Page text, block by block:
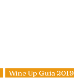
Wine Up Guía 2019